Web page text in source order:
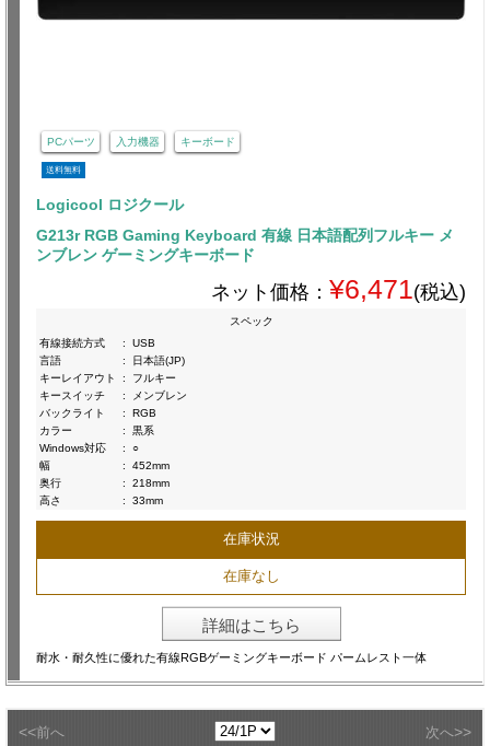
PCパーツ 入力機器 キーボード
送料無料
Logicool ロジクール
G213r RGB Gaming Keyboard 有線 日本語配列フルキー メ
ンブレン ゲーミングキーボード
ネット価格： ¥6,471(税込)
スペック
有線接続方式
:
USB
言語
:
日本語(JP)
キーレイアウト
:
フルキー
キースイッチ
:
メンブレン
バックライト
:
RGB
カラー
:
黒系
Windows対応
:
○
幅
:
452mm
奥行
:
218mm
高さ
: 33mm
在庫状況
在庫なし
詳細はこちら
耐水・耐久性に優れた有線RGBゲーミングキーボード パームレスト一体
<<前へ 次へ>>